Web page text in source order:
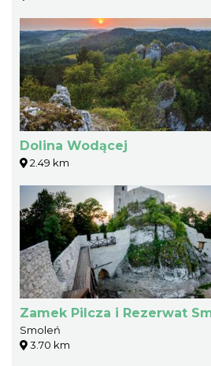
Dolina Wodącej
2.49 km
Zamek Pilcza i Rezerwat
Smoleń
3.70 km